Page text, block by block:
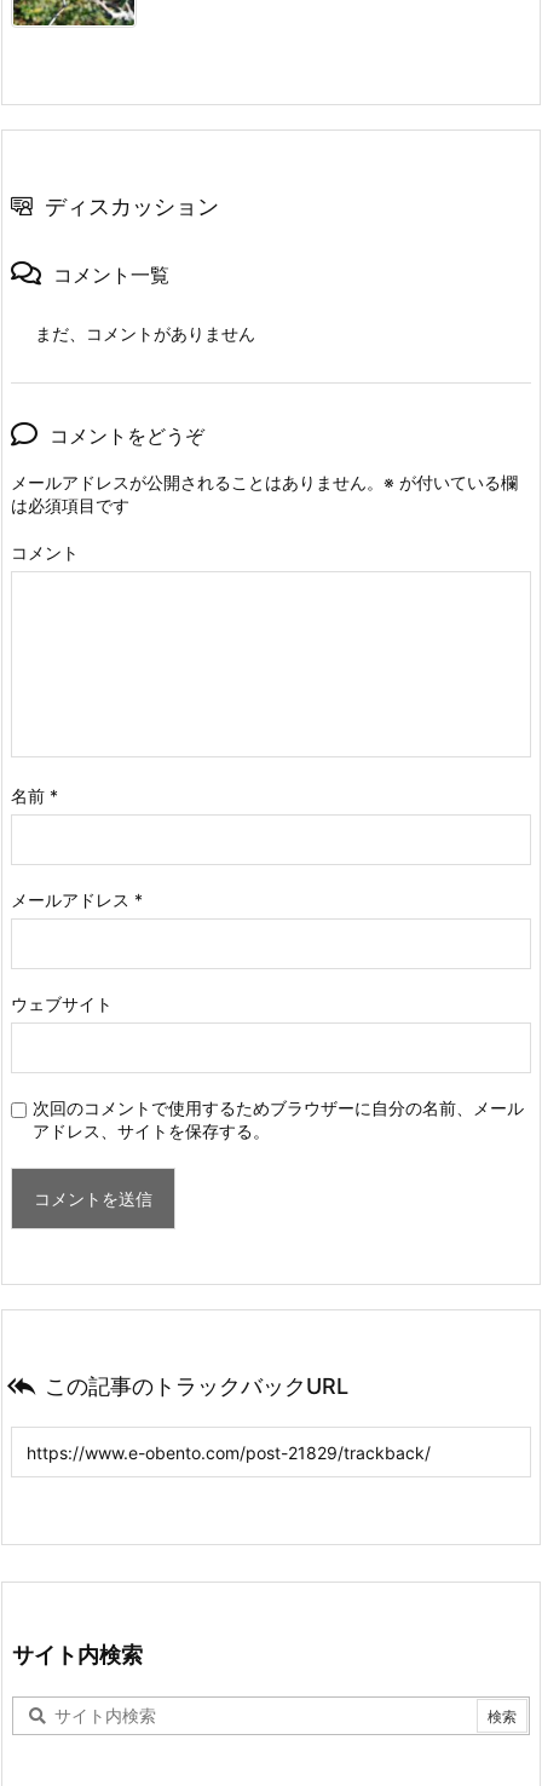
ディスカッション
コメント一覧
まだ、コメントがありません
コメントをどうぞ
メールアドレスが公開されることはありません。 ※ が付いている欄
は必須項目です
コメント
名前 *
メールアドレス *
ウェブサイト
次回のコメントで使用するためブラウザーに自分の名前、メール
アドレス、サイトを保存する。
 この記事のトラックバックURL
サイト内検索